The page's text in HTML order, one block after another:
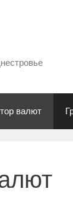
валют